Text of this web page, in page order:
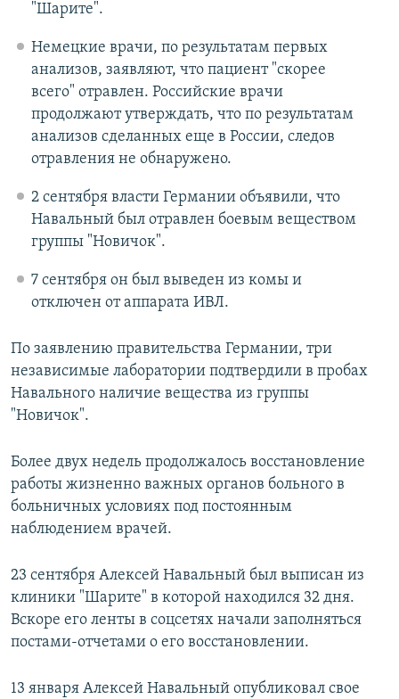
"Шарите".
Немецкие врачи, по результатам первых
анализов, заявляют, что пациент "скорее
всего" отравлен. Российские врачи
продолжают утверждать, что по результатам
анализов сделанных еще в России, следов
отравления не обнаружено.
2 сентября власти Германии объявили, что
Навальный был отравлен боевым веществом
группы "Новичок".
7 сентября он был выведен из комы и
отключен от аппарата ИВЛ.
По заявлению правительства Германии, три
независимые лаборатории подтвердили в пробах
Навального наличие вещества из группы
"Новичок".
Более двух недель продолжалось восстановление
работы жизненно важных органов больного в
больничных условиях под постоянным
наблюдением врачей.
23 сентября Алексей Навальный был выписан из
клиники "Шарите" в которой находился 32 дня.
Вскоре его ленты в соцсетях начали заполняться
постами-отчетами о его восстановлении.
13 января Алексей Навальный опубликовал свое